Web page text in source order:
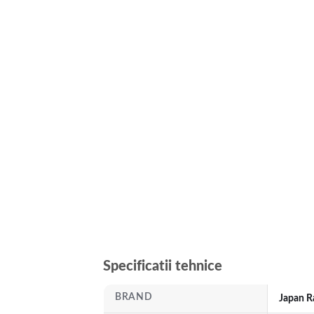
Specificatii tehnice
BRAND Japan